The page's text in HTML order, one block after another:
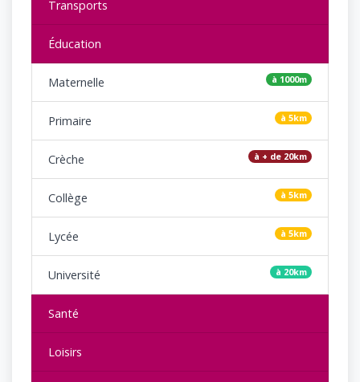
Transports
Éducation
Maternelle à 1000m
Primaire à 5km
Crèche à + de 20km
Collège à 5km
Lycée à 5km
Université à 20km
Santé
Loisirs